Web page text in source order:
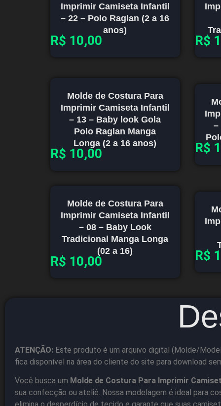
Imprimir Camiseta Infantil
– 22 – Polo Raglan (2 a 16
anos)
R$ 10,00 R$
Molde de Costura Para
Imprimir Camiseta Infantil
– 13 – Baby look Gola
Polo Raglan Manga
Longa (2 a 16 anos)
R$ 10,00
–
R$
Molde de Costura Para
Imprimir Camiseta Infantil
– 08 – Baby Look
Tradicional Manga Longa
(02 a 16)
R$ 10,00 R$
ATENÇÃO: Este produto é um arquivo digital (Molde/
fica disponível na área do cliente do site para download
Você busca um Molde de Costura Para Imprimir
sua confecção ou ateliê. Nossa modelagem é ideal para